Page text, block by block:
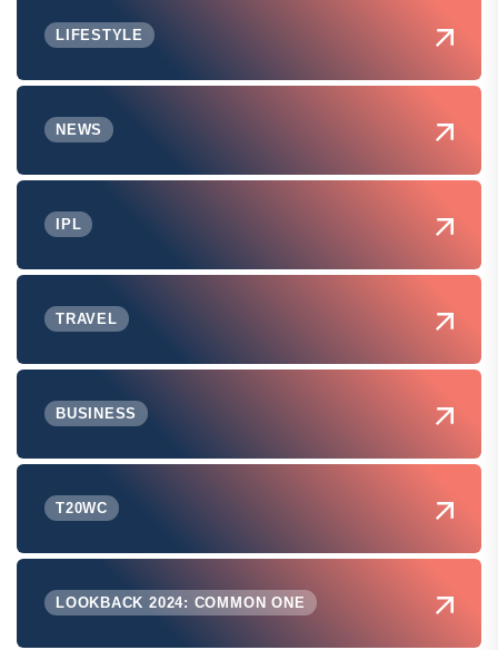
LIFESTYLE
NEWS
IPL
TRAVEL
BUSINESS
T20WC
LOOKBACK 2024: COMMON ONE